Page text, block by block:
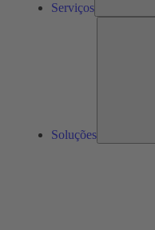
Serviços
Soluções